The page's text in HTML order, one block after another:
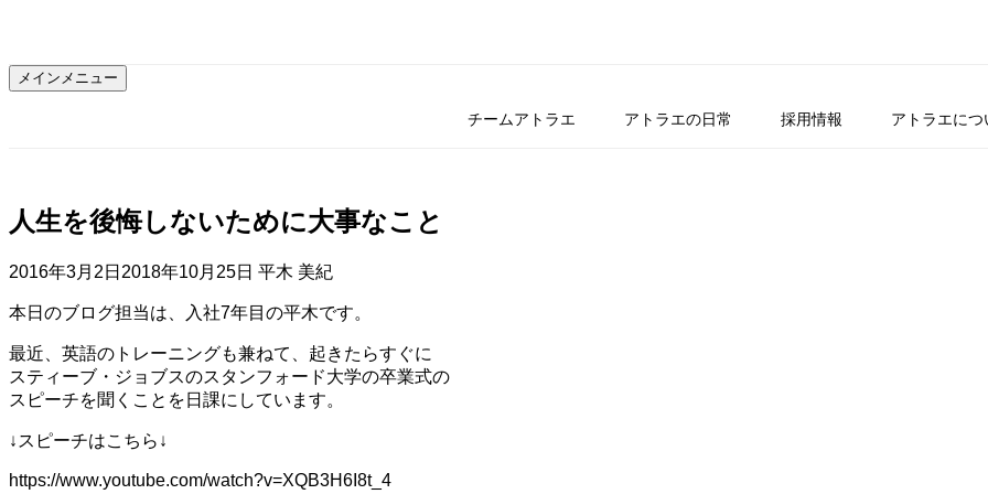
テ
ン
プ
メインメニュー
チームアトラエ アトラエの日常 採用情報 アトラエにつ
人生を後悔しないために大事なこと
2016年3月2日 2018年10月25日 平木 美紀
本日のブログ担当は、入社7年目の平木です。
最近、英語のトレーニングも兼ねて、起きたらすぐに
スティーブ・ジョブスのスタンフォード大学の卒業式の
スピーチを聞くことを日課にしています。
↓スピーチはこちら↓
https://www.youtube.com/watch?v=XQB3H6I8t_4